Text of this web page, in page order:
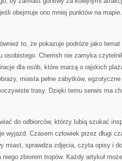
obejmuje ono mniej punktów na mapie.
to, że pokazuje podróże jako
osobistego. Cherrish nie zamyka
dla osób, które marzą o rajskich
miasta pełne zabytków,
trasy. Dzięki temu serwis ma
do odbiorców, którzy lubią szukać
wyjazd. Czasem człowiek przez długi
miast, sprawdza zdjęcia, czyta opisy i
zbiorem tropów. Każdy artykuł